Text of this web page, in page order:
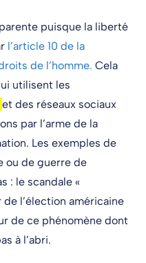
puisque la liberté
l’article 10 de la
de l’homme.Cela
utilisent les
et des réseaux sociaux
par l’arme de la
Les exemples de
ou de guerre de
: le scandale «
l’élection américaine
de ce phénomène dont
à l’abri.